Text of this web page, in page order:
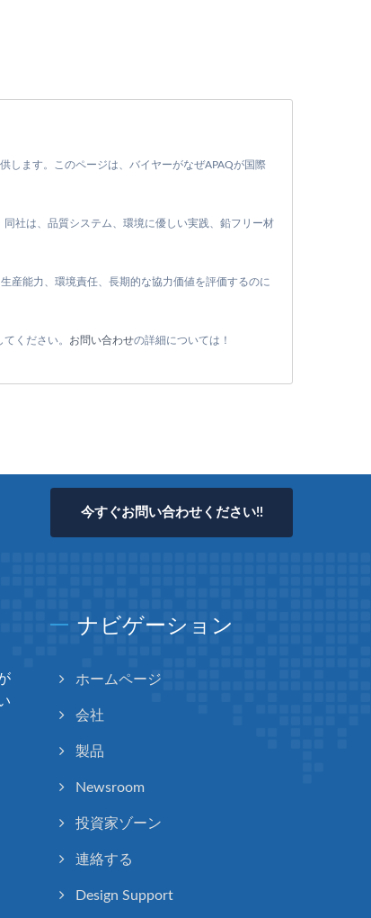
します。このページは、バイヤーがなぜAPAQが国際
社は、品質システム、環境に優しい実践、鉛フリー材
産能力、環境責任、長期的な協力価値を評価するのに
ください。 お問い合わせの詳細については！
今すぐお問い合わせください!!
ナビゲーション
ホームページ
会社
製品
Newsroom
投資家ゾーン
連絡する
Design Support